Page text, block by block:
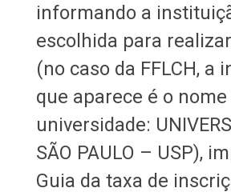
informando a
escolhida para
(no caso da FFLCH, a
que aparece é o nome
universidade:
SÃO PAULO – USP),
Guia da taxa de